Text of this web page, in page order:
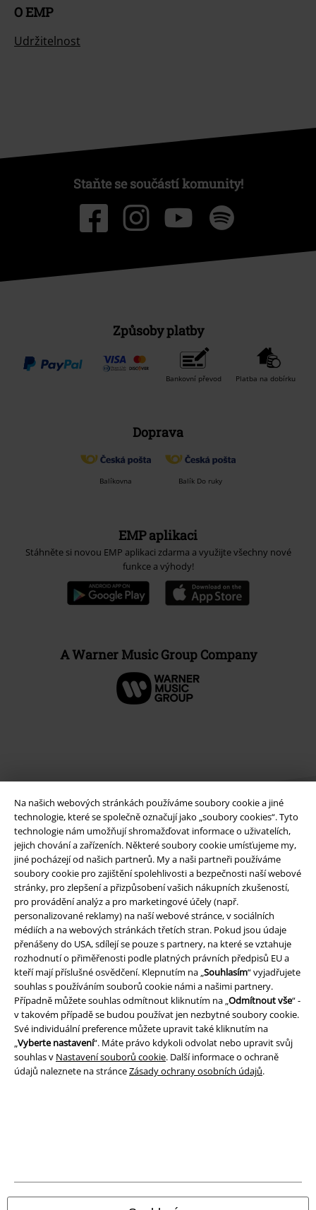
Na našich webových stránkách používáme soubory cookie a jiné
technologie, které se společně označují jako „soubory cookies“. Tyto
technologie nám umožňují shromažďovat informace o uživatelích,
jejich chování a zařízeních. Některé soubory cookie umísťujeme my,
jiné pocházejí od našich partnerů. My a naši partneři používáme
soubory cookie pro zajištění spolehlivosti a bezpečnosti naší webové
stránky, pro zlepšení a přizpůsobení vašich nákupních zkušeností,
pro provádění analýz a pro marketingové účely (např.
personalizované reklamy) na naší webové stránce, v sociálních
médiích a na webových stránkách třetích stran. Pokud jsou údaje
přenášeny do USA, sdílejí se pouze s partnery, na které se vztahuje
rozhodnutí o přiměřenosti podle platných právních předpisů EU a
kteří mají příslušné osvědčení. Klepnutím na „Souhlasím“ vyjadřujete
souhlas s používáním souborů cookie námi a našimi partnery.
Případně můžete souhlas odmítnout kliknutím na „Odmítnout vše“ -
v takovém případě se budou používat jen nezbytné soubory cookie.
Své individuální preference můžete upravit také kliknutím na
„Vyberte nastavení“. Máte právo kdykoli odvolat nebo upravit svůj
souhlas v Nastavení souborů cookie. Další informace o ochraně
údajů naleznete na stránceZásady ochrany osobních údajů.
O EMP
Udržitelnost
Staňte se součástí komunity!
Způsoby platby
Bankovní převod Platba na dobírku
Doprava
Balíkovna Balík Do ruky
EMP aplikaci
Stáhněte si novou EMP aplikaci zdarma a využijte všechny nové
funkce a výhody!
A Warner Music Group Company
Právní informace
Podmínky
Prohlášení
Ochrana osobních údajů
Likvidace odpadu a ochrana životního prostředí
Prohlášení o shodě
Informace o přístupnosti
Nastavení souborů cookie